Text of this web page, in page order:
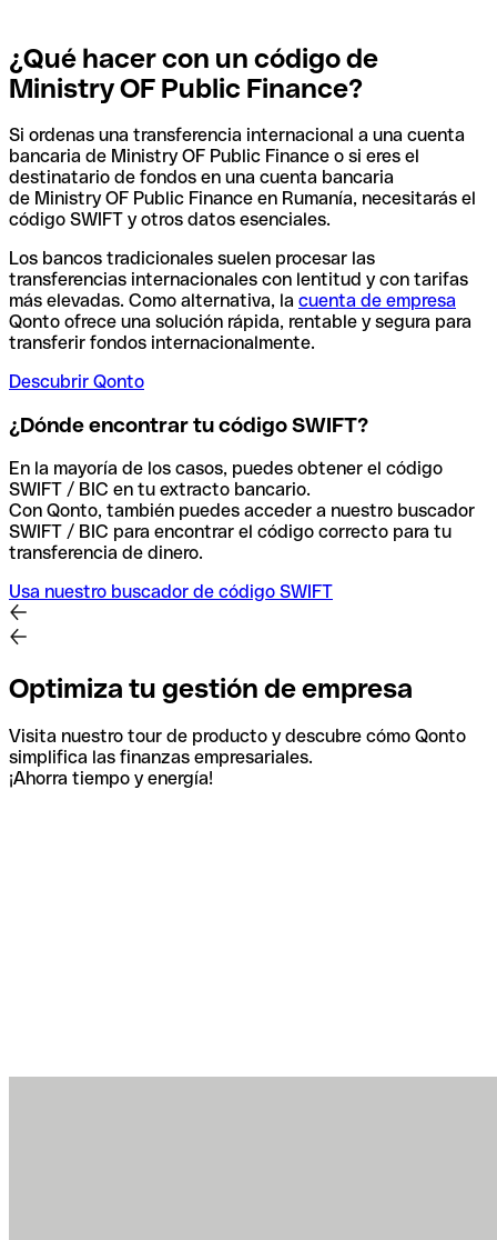
¿Qué hacer con un código de
Ministry OF Public Finance?
Si ordenas una transferencia internacional a una cuenta
bancaria de Ministry OF Public Finance o si eres el
destinatario de fondos en una cuenta bancaria
de Ministry OF Public Finance en Rumanía, necesitarás el
código SWIFT y otros datos esenciales.
Los bancos tradicionales suelen procesar las
transferencias internacionales con lentitud y con tarifas
más elevadas. Como alternativa, la cuenta de empresa
Qonto ofrece una solución rápida, rentable y segura para
transferir fondos internacionalmente.
Descubrir Qonto
¿Dónde encontrar tu código SWIFT?
En la mayoría de los casos, puedes obtener el código
SWIFT / BIC en tu extracto bancario.
Con Qonto, también puedes acceder a nuestro buscador
SWIFT / BIC para encontrar el código correcto para tu
transferencia de dinero.
Usa nuestro buscador de código SWIFT
Optimiza tu gestión de empresa
Visita nuestro tour de producto y descubre cómo Qonto
simplifica las finanzas empresariales.
¡Ahorra tiempo y energía!